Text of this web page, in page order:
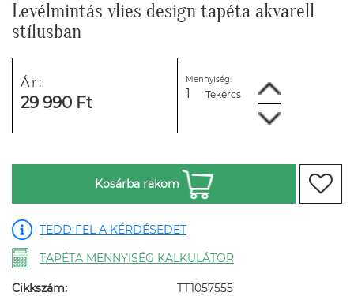
Levélmintás vlies design tapéta akvarell
stílusban
Ár:
29 990 Ft
Mennyiség:
Tekercs
Kosárba rakom
TEDD FEL A KÉRDÉSEDET
TAPÉTA MENNYISÉG KALKULÁTOR
Cikkszám: TT1057555